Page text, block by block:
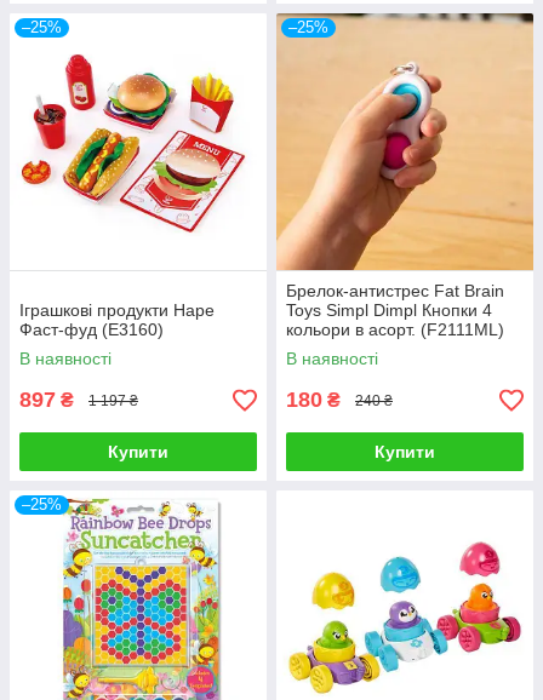
–25%
Іграшкові продукти Hape
Фаст-фуд (E3160)
В наявності
897 ₴ 1 197 ₴
Купити
–25%
Брелок-антистрес Fat Brain
Toys Simpl Dimpl Кнопки 4
кольори в асорт. (F2111ML)
В наявності
180 ₴ 240 ₴
Купити
–25%